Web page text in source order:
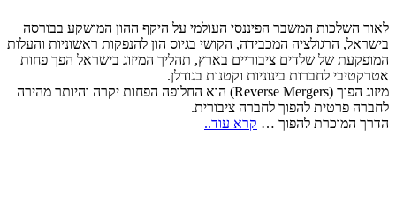
לאור השלכות המשבר הפיננסי העולמי על היקף ההון המושקע בבורסה
בישראל, הרגולציה המכבידה, הקושי בגיוס הון להנפקות ראשוניות והעלות
המופקעת של שלדים ציבוריים בארץ, תהליך המיזוג בישראל הפך פחות
אטרקטיבי לחברות בינוניות וקטנות בגודלן.
מיזוג הפוך (Reverse Mergers) הוא החלופה הפחות יקרה והיותר מהירה
לחברה פרטית להפוך לחברה ציבורית.
הדרך המוכרת להפוך … קרא עוד..